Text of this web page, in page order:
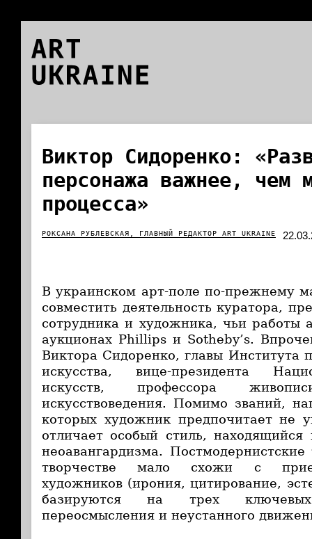
ART
UKRAINE
Виктор Cидоренко:
персонажа важнее, чем
процесса»
РОКСАНА РУБЛЕВСКАЯ, ГЛАВНЫЙ РЕДАКТОР ART UKRAINE
В украинском арт-поле по-прежнему
совместить деятельность куратора,
сотрудника и художника, чьи работы
аукционах Phillips и Sotheby’s.
Виктора Сидоренко, главы Института
искусства, вице-президента
искусств, профессора
искусствоведения. Помимо званий,
которых художник предпочитает не
отличает особый стиль,
неоавангардизма.
творчестве мало схожи с
художников (ирония, цитирование,
базируются на трех
переосмысления и неустанного